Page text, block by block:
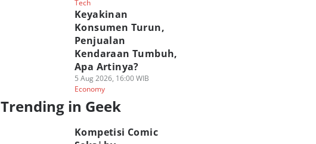
Tech
Keyakinan
Konsumen Turun,
Penjualan
Kendaraan Tumbuh,
Apa Artinya?
5 Aug 2026, 16:00 WIB
Economy
Trending in Geek
Kompetisi Comic